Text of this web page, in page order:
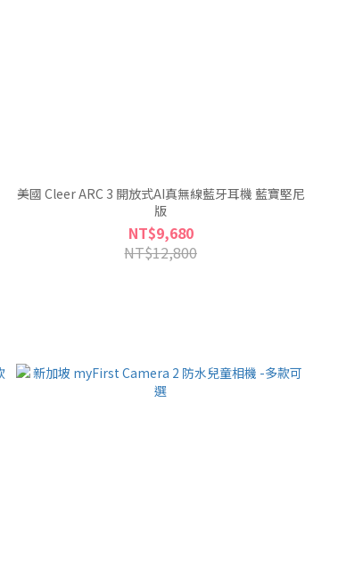
美國 Cleer ARC 3 開放式AI真無線藍牙耳機 藍寶堅尼
版
NT$9,680
NT$12,800